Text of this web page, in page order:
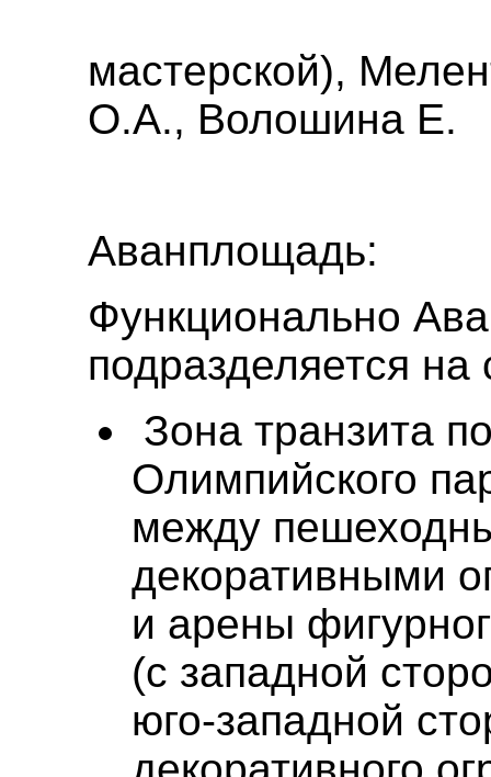
мастерской),
О.А., Волошина Е.
Аванплощадь:
Функционально
подразделяется
Зона транзита
Олимпийского
между
декоративными
и арены
(с западной
юго-западной